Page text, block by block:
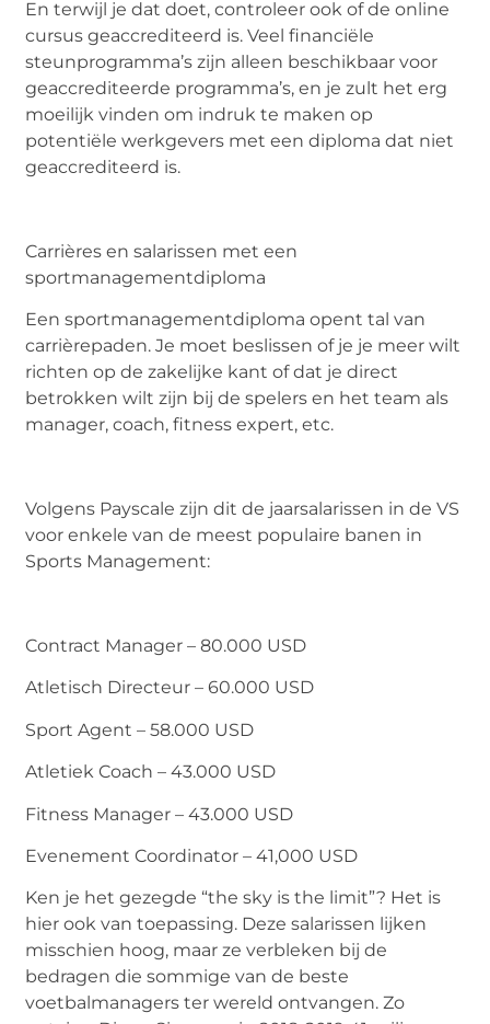
En terwijl je dat doet, controleer ook of de online
cursus geaccrediteerd is. Veel financiële
steunprogramma’s zijn alleen beschikbaar voor
geaccrediteerde programma’s, en je zult het erg
moeilijk vinden om indruk te maken op
potentiële werkgevers met een diploma dat niet
geaccrediteerd is.
Carrières en salarissen met een
sportmanagementdiploma
Een sportmanagementdiploma opent tal van
carrièrepaden. Je moet beslissen of je je meer wilt
richten op de zakelijke kant of dat je direct
betrokken wilt zijn bij de spelers en het team als
manager, coach, fitness expert, etc.
Volgens Payscale zijn dit de jaarsalarissen in de VS
voor enkele van de meest populaire banen in
Sports Management:
Contract Manager – 80.000 USD
Atletisch Directeur – 60.000 USD
Sport Agent – 58.000 USD
Atletiek Coach – 43.000 USD
Fitness Manager – 43.000 USD
Evenement Coordinator – 41,000 USD
Ken je het gezegde “the sky is the limit”? Het is
hier ook van toepassing. Deze salarissen lijken
misschien hoog, maar ze verbleken bij de
bedragen die sommige van de beste
voetbalmanagers ter wereld ontvangen. Zo